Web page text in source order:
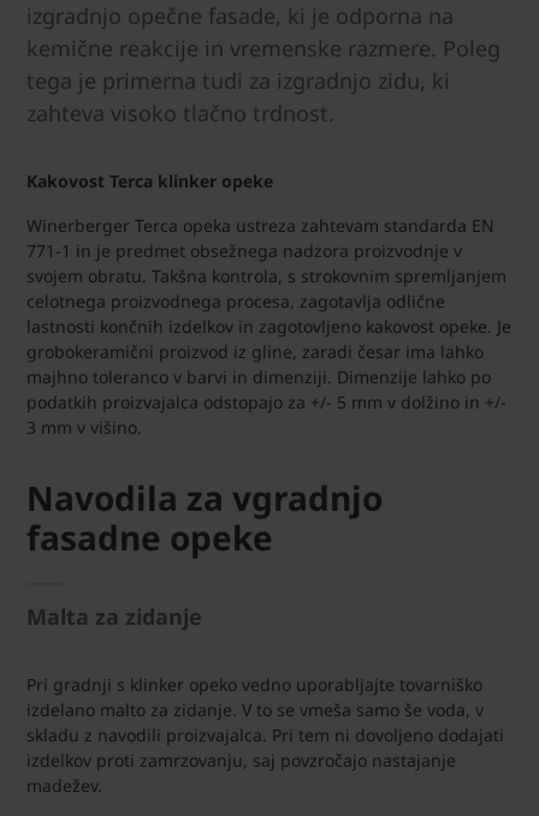
izgradnjo opečne fasade, ki je odporna na
kemične reakcije in vremenske razmere. Poleg
tega je primerna tudi za izgradnjo zidu, ki
zahteva visoko tlačno trdnost.
Kakovost Terca klinker opeke
Winerberger Terca opeka ustreza zahtevam standarda EN
771-1 in je predmet obsežnega nadzora proizvodnje v
svojem obratu. Takšna kontrola, s strokovnim spremljanjem
celotnega proizvodnega procesa, zagotavlja odlične
lastnosti končnih izdelkov in zagotovljeno kakovost opeke. Je
grobokeramični proizvod iz gline, zaradi česar ima lahko
majhno toleranco v barvi in dimenziji. Dimenzije lahko po
podatkih proizvajalca odstopajo za +/- 5 mm v dolžino in +/-
3 mm v višino.
Navodila za vgradnjo
fasadne opeke
Malta za zidanje
Pri gradnji s klinker opeko vedno uporabljajte tovarniško
izdelano malto za zidanje. V to se vmeša samo še voda, v
skladu z navodili proizvajalca. Pri tem ni dovoljeno dodajati
izdelkov proti zamrzovanju, saj povzročajo nastajanje
madežev.